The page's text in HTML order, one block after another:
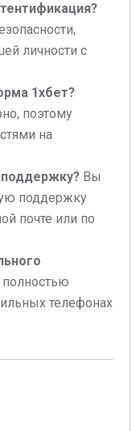
личности с
1хбет?
поэтому
на
поддержку? Вы
поддержку
почте или по
полностью
телефонах